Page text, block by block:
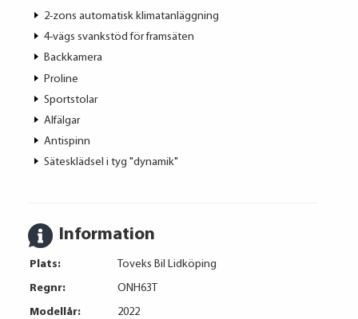
2-zons automatisk klimatanläggning
4-vägs svankstöd för framsäten
Backkamera
Proline
Sportstolar
Alfälgar
Antispinn
Sätesklädsel i tyg "dynamik"
Information
Plats:
Toveks Bil Lidköping
Regnr:
ONH63T
Modellår:
2022